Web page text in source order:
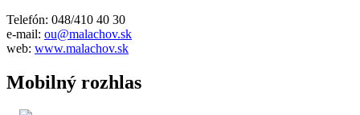
Telefón: 048/410 40 30
e-mail: ou@malachov.sk
web: www.malachov.sk
Mobilný rozhlas